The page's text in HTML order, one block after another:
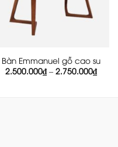
Bàn Emmanuel gỗ cao su
2.500.000₫ – 2.750.000₫
giá: